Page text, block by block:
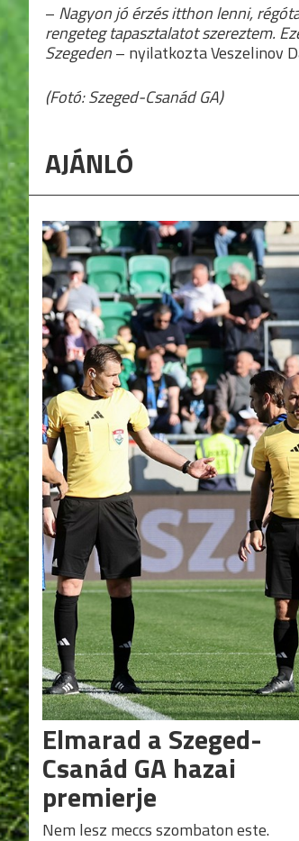
– Nagyon jó érzés itthon lenni,
rengeteg tapasztalatot szereztem.
Szegeden– nyilatkozta Veszelinov
(Fotó: Szeged-Csanád GA)
AJÁNLÓ
Elmarad a Szeged-
Csanád GA hazai
premierje
Nem lesz meccs szombaton este.